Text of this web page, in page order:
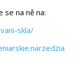
na ně na:
skla/